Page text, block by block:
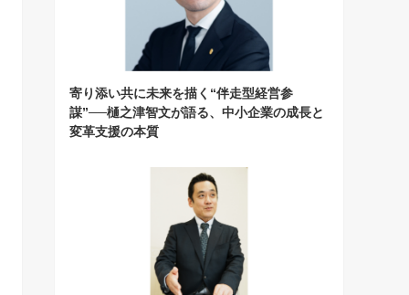
寄り添い共に未来を描く“伴走型経営参
謀”──樋之津智文が語る、中小企業の成長と
変革支援の本質